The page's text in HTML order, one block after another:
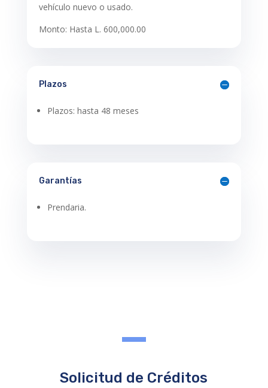
vehículo nuevo o usado.
Monto: Hasta L. 600,000.00
Plazos
Plazos: hasta 48 meses
Garantías
Prendaria.
Solicitud de Créditos